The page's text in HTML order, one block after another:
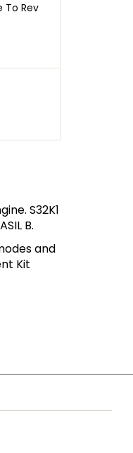
To Rev
S32K1
B.
and
Kit